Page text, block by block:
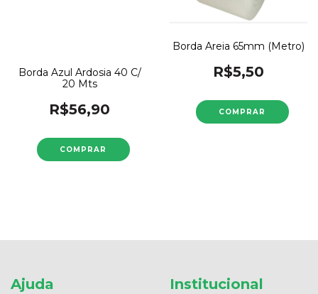
Borda Azul Ardosia 40 C/
20 Mts
R$56,90
Borda Areia 65mm (Metro)
R$5,50
Ajuda Institucional